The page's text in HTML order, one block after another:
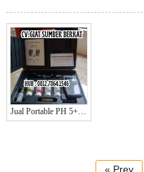
Jual Portable PH 5+ Eutech | Digital PH METER PH5+
« Prev